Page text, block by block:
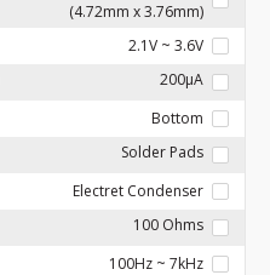
(4.72mm x 3.76mm)
2.1V ~ 3.6V
200µA
Bottom
Solder Pads
Electret Condenser
100 Ohms
100Hz ~ 7kHz